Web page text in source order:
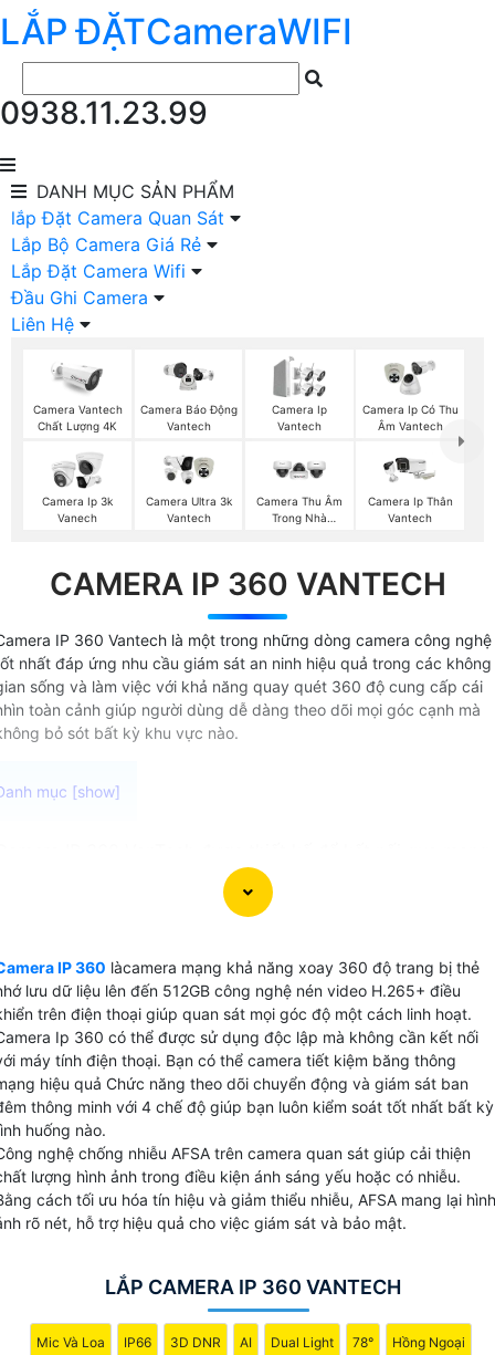
LẮP ĐẶTCameraWIFI
0938.11.23.99
DANH MỤC SẢN PHẨM
lắp Đặt Camera Quan Sát
Lắp Bộ Camera Giá Rẻ
Lắp Đặt Camera Wifi
Đầu Ghi Camera
Liên Hệ
Camera Vantech
Chất Lượng 4K
Camera Báo Động
Vantech
Camera Ip
Vantech
Camera Ip Có Thu
Âm Vantech
Camera Ip 3k
Vanech
Camera Ultra 3k
Vantech
Camera Thu Âm
Trong Nhà
Camera Ip Thân
Vantech
CAMERA IP 360 VANTECH
IP 360 Vantech là một trong những dòng camera công nghệ
nhất đáp ứng nhu cầu giám sát an ninh hiệu quả trong các không
sống và làm việc với khả năng quay quét 360 độ cung cấp cái
toàn cảnh giúp người dùng dễ dàng theo dõi mọi góc cạnh mà
bỏ sót bất kỳ khu vực nào.
có chức năng xoay 360 độ để điều khiển góc giám sát
hoạt. Đây là giải pháp hiệu quả cho việc giám sát từ xa
có hai dòng camera chính:
1: Camera IP wifi 360:Phù hợp cho nhu cầu sử dụng
hộ gia đình, với khả năng kết nối không dây linh hoạt
tính năng xoay 360 độ để quan sát mọi góc cạnh.
2: Camera Speedom (PTZ):Được thiết kế cho các công
dự án lớn, camera này có khả năng xoay, ngóc và
linh hoạt để giám sát một diện tích lớn và theo dõi
động mạnh.
IP 360 làcamera mạng khả năng xoay 360 độ trang bị thẻ
lưu dữ liệu lên đến 512GB công nghệ nén video H.265+ điều
trên điện thoại giúp quan sát mọi góc độ một cách linh hoạt.
Ip 360 có thể được sử dụng độc lập mà không cần kết nối
máy tính điện thoại. Bạn có thể camera tiết kiệm băng thông
hiệu quả Chức năng theo dõi chuyển động và giám sát ban
thông minh với 4 chế độ giúp bạn luôn kiểm soát tốt nhất bất kỳ
huống nào.
nghệ chống nhiễu AFSA trên camera quan sát giúp cải thiện
lượng hình ảnh trong điều kiện ánh sáng yếu hoặc có nhiễu.
cách tối ưu hóa tín hiệu và giảm thiểu nhiễu, AFSA mang lại hình
rõ nét, hỗ trợ hiệu quả cho việc giám sát và bảo mật.
LẮP CAMERA IP 360 VANTECH
Mic Và Loa IP66 3D DNR AI Dual Light 78° Hồng Ngoại